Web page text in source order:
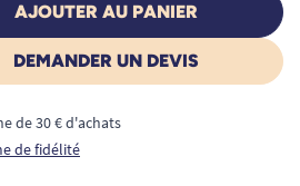
AJOUTER AU PANIER
DEMANDER UN DEVIS
de 30 € d'achats
de fidélité